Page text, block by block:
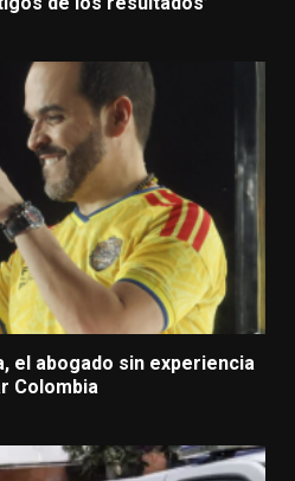
el abogado sin experiencia
Colombia